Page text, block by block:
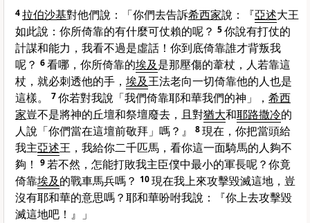
4拉伯沙基對他們說：「你們去告訴希西家說：『亞述大王
如此說：你所倚靠的有什麼可仗賴的呢？ 5你說有打仗的
計謀和能力，我看不過是虛話！你到底倚靠誰才背叛我
呢？ 6看哪，你所倚靠的埃及是那壓傷的葦杖，人若靠這
杖，就必刺透他的手， 埃及王法老向一切倚靠他的人也是
這樣。
7你若對我說「我們倚靠耶和華我們的神」， 希西
家豈不是將神的丘壇和祭壇廢去，且對猶大和耶路撒冷的
人說「你們當在這壇前敬拜」嗎？』
8現在，你把當頭給
我主亞述王，我給你二千匹馬，看你這一面騎馬的人夠不
夠！
9若不然，怎能打敗我主臣僕中最小的軍長呢？你竟
倚靠埃及的戰車馬兵嗎？ 10現在我上來攻擊毀滅這地，豈
沒有耶和華的意思嗎？耶和華吩咐我說：『你上去攻擊毀
滅這地吧！』」